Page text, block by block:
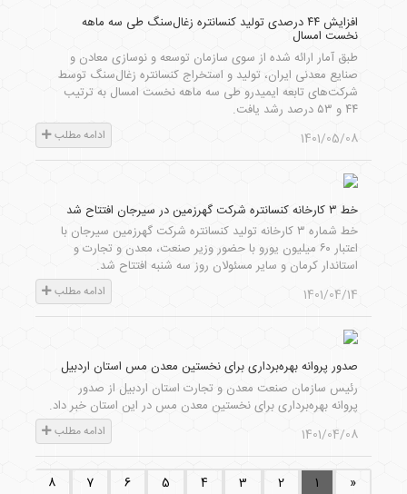
افزایش ۴۴ درصدی تولید کنسانتره زغال‌سنگ طی سه ماهه
نخست امسال
طبق آمار ارائه شده از سوی سازمان توسعه و نوسازی معادن و
صنایع معدنی ایران، تولید و استخراج کنسانتره زغال‌سنگ توسط
شرکت‌های تابعه ایمیدرو طی سه ماهه نخست امسال به‌ ترتیب
۴۴ و ۵۳ درصد رشد یافت.
1401/05/08
ادامه مطلب
خط ۳ کارخانه کنسانتره شرکت گهرزمین در سیرجان افتتاح شد
خط شماره ۳ کارخانه تولید کنسانتره شرکت گهرزمین سیرجان با
اعتبار ۶۰ میلیون یورو با حضور وزیر صنعت، معدن و تجارت و
استاندار کرمان و سایر مسئولان روز سه شنبه افتتاح شد.
1401/04/14
ادامه مطلب
صدور پروانه بهره‌برداری برای نخستین معدن مس استان اردبیل
رئیس سازمان صنعت معدن و تجارت استان اردبیل از صدور
پروانه بهره‌برداری برای نخستین معدن مس در این استان خبر داد.
1401/04/08
ادامه مطلب
«
1
2
3
4
5
6
7
8